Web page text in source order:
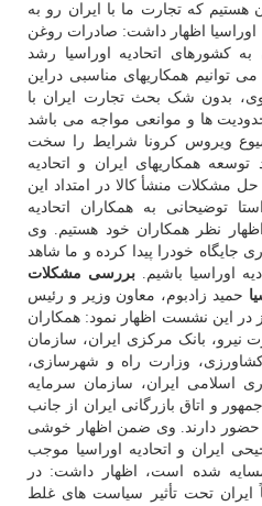
که تجارت ما با ایران رو به
اوراسیا اظهار داشت: صادرات روغن
به کشورهای اتحادیه اوراسیا رشد
توانیم همکاریهای مناسبی دراین
وی، بدون شک بحث تجارت ایران با
ها و موانعی مواجه می باشد
ویروس کرونا شرایط را سخت
همکاریهای ایران و اتحادیه
حل مشکلات منشأ کالا در امتداد این
توضیحانی به همکاران اتحادیه
اظهار نظر همکاران خود هستیم. وی
جایگاه خودرا پیدا کرده و ما شاهد
اوراسیا باشیم.بررسی مشکلات
حمید زادبوم، معاون وزیر و رئیس
در این نشست اظهار نمود: همکاران
نیرو، بانک مرکزی ایران، سازمان
کشاورزی، وزارت راه و شهرسازی،
اسلامی ایران، سازمان سرمایه
و اتاق بازرگانی ایران از جانب
دارند. وی ضمن اظهار خوشی
ایران و اتحادیه اوراسیا موجب
شده است، اظهار داشت: در
تحت تأثیر سیاست های غلط